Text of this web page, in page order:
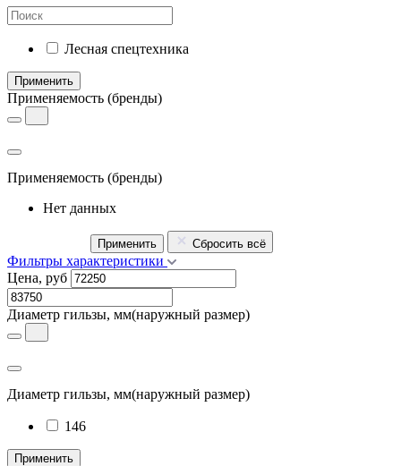
Лесная спецтехника
Применить
Применяемость (бренды)
Применяемость (бренды)
Нет данных
Применить Сбросить всё
Фильтры характеристики
Цена, руб
Диаметр гильзы, мм(наружный размер)
Диаметр гильзы, мм(наружный размер)
146
Применить